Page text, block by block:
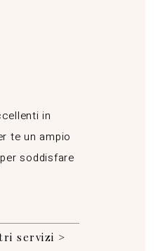
in
te un ampio
soddisfare
servizi >